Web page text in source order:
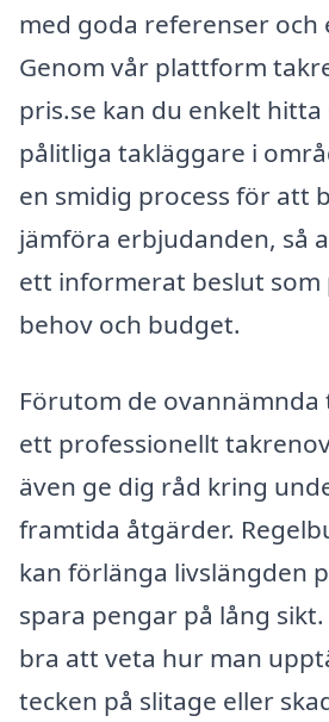
med goda referenser och
Genom vår plattform
pris.se kan du enkelt hitta
pålitliga takläggare i
en smidig process för att
jämföra erbjudanden, så
ett informerat beslut som
behov och budget.
Förutom de
ett professionellt
även ge dig råd kring
framtida åtgärder.
kan förlänga livslängden
spara pengar på lång
bra att veta hur man
tecken på slitage eller